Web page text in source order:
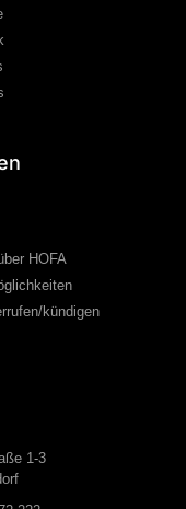
HOFA
kündigen
1-3